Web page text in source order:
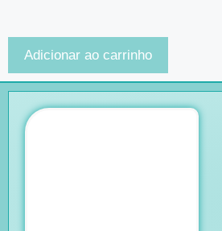
Adicionar ao carrinho